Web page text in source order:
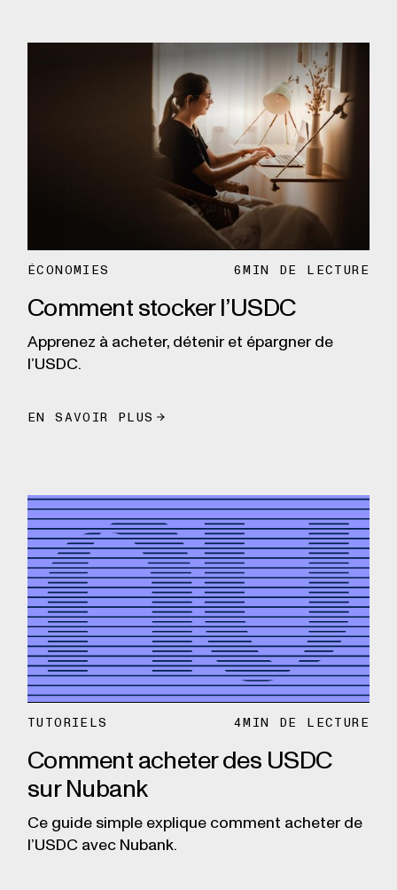
ÉCONOMIES 6 MIN DE LECTURE
Comment stocker l’USDC
Apprenez à acheter, détenir et épargner de
l’USDC.
EN SAVOIR PLUS
TUTORIELS 4 MIN DE LECTURE
Comment acheter des USDC
sur Nubank
Ce guide simple explique comment acheter de
l’USDC avec Nubank.